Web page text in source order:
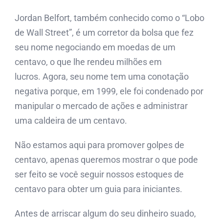
Jordan Belfort, também conhecido como o “Lobo
de Wall Street”, é um corretor da bolsa que fez
seu nome negociando em moedas de um
centavo, o que lhe rendeu milhões em
lucros. Agora, seu nome tem uma conotação
negativa porque, em 1999, ele foi condenado por
manipular o mercado de ações e administrar
uma caldeira de um centavo.
Não estamos aqui para promover golpes de
centavo, apenas queremos mostrar o que pode
ser feito se você seguir nossos estoques de
centavo para obter um guia para iniciantes.
Antes de arriscar algum do seu dinheiro suado,